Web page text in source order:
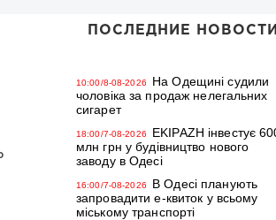
ПОСЛЕДНИЕ НОВОСТИ
10:00/8-08-2026
На Одещині судили
чоловіка за продаж нелегальних
сигарет
18:00/7-08-2026
EKIPAZH інвестує
млн грн у будівництво нового
заводу в Одесі
16:00/7-08-2026
В Одесі планують
запровадити е-квиток у всьому
міському транспорті